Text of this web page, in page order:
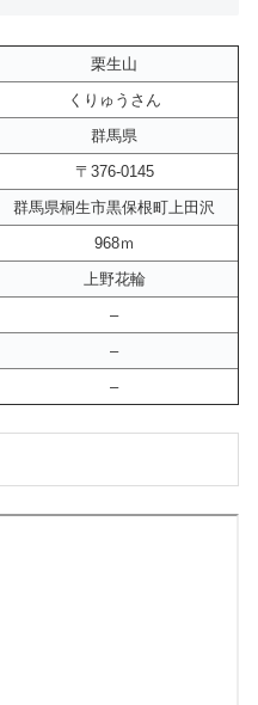
栗生山
くりゅうさん
群馬県
〒376-0145
群馬県桐生市黒保根町上田沢
968ｍ
上野花輪
–
–
–